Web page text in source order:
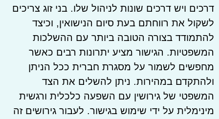
דרכים ויש דרכים שונות לניהול שלו. בני זוג צריכים
לשקול את רווחתם בעת סיום הנישואין, וכיצד
להתמודד בצורה הטובה ביותר עם ההשלכות
המשפטיות. הגישור מציע יתרונות רבים כאשר
מחפשים לשמור על מסגרת חברית ככל הניתן
ולהתקדם במהירות. ניתן להשלים את הצד
המשפטי של גירושין עם השפעה כלכלית ורגשית
מינימלית על ידי שימוש בגישור. לעבור גירושים זה